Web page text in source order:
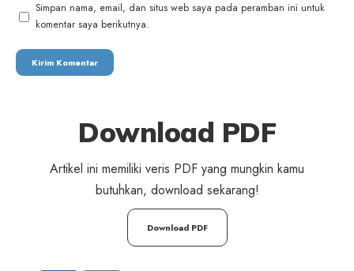
Simpan nama, email, dan situs web saya pada peramban ini untuk
komentar saya berikutnya.
Download PDF
Artikel ini memiliki veris PDF yang mungkin kamu
butuhkan, download sekarang!
Download PDF